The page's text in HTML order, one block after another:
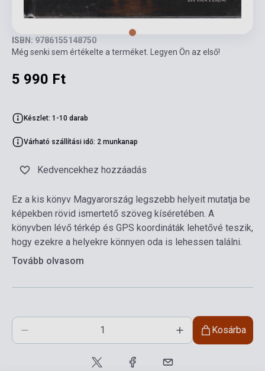
ISBN: 9786155148750
Még senki sem értékelte a terméket. Legyen Ön az első!
5 990 Ft
Készlet: 1-10 darab
Várható szállítási idő: 2 munkanap
Kedvencekhez hozzáadás
Ez a kis könyv Magyarország legszebb helyeit mutatja be
képekben rövid ismertető szöveg kíséretében. A
könyvben lévő térkép és GPS koordináták lehetővé teszik,
hogy ezekre a helyekre könnyen oda is lehessen találni.
Tovább olvasom
Kosárba